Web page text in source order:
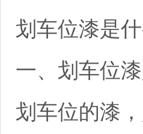
划车位漆是
一、划车位
划车位的漆